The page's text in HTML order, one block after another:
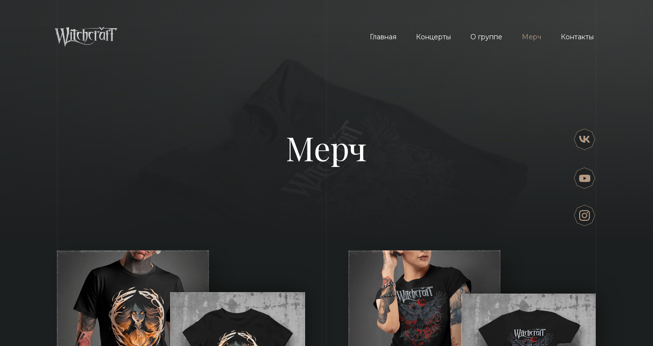
Главная Концерты О группе Мерч Контакты
Мерч